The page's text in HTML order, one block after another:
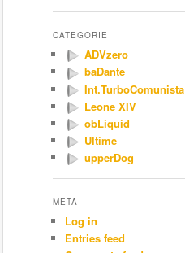
CATEGORIE
ADVzero
baDante
Int.TurboComunista
Leone XIV
obLiquid
Ultime
upperDog
META
Log in
Entries feed